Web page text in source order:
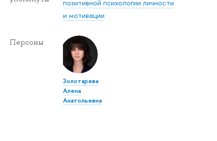
позитивной психологии личности
и мотивации
Персоны
Золотарева
Алена
Анатольевна